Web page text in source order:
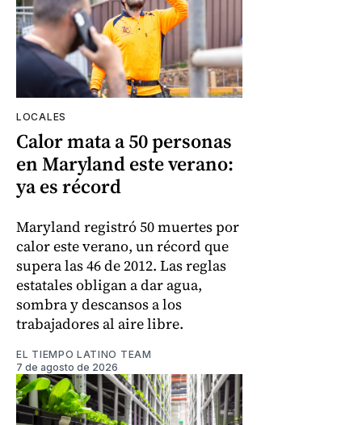
LOCALES
Calor mata a 50 personas
en Maryland este verano:
ya es récord
Maryland registró 50 muertes por
calor este verano, un récord que
supera las 46 de 2012. Las reglas
estatales obligan a dar agua,
sombra y descansos a los
trabajadores al aire libre.
EL TIEMPO LATINO TEAM
7 de agosto de 2026